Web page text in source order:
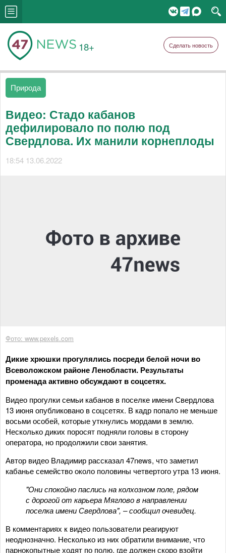
18+ Сделать новость
Природа
Видео: Стадо кабанов
дефилировало по полю под
Свердлова. Их манили корнеплоды
18:54 13.06.2022
Фото: www.pexels.com
Дикие хрюшки прогулялись посреди белой ночи во
Всеволожском районе Ленобласти. Результаты
променада активно обсуждают в соцсетях.
Видео прогулки семьи кабанов в поселке имени Свердлова
13 июня опубликовано в соцсетях. В кадр попало не меньше
восьми особей, которые уткнулись мордами в землю.
Несколько диких поросят подняли головы в сторону
оператора, но продолжили свои занятия.
Автор видео Владимир рассказал 47news, что заметил
кабанье семейство около половины четвертого утра 13 июня.
"Они спокойно паслись на колхозном поле, рядом
с дорогой от карьера Мяглово в направлении
поселка имени Свердлова", – сообщил очевидец.
В комментариях к видео пользователи реагируют
неоднозначно. Несколько из них обратили внимание, что
парнокопытные ходят по полю, где должен скоро взойти